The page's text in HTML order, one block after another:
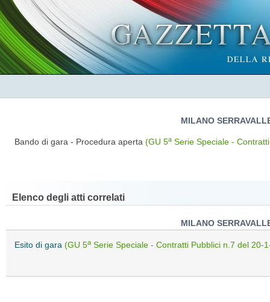
MILANO
Bando di gara - Procedura aperta (GU 5a Serie Speciale -
Elenco degli atti correlati
MILANO
Esito di gara (GU 5a Serie Speciale - Contratti Pubblici n.7 del 20-